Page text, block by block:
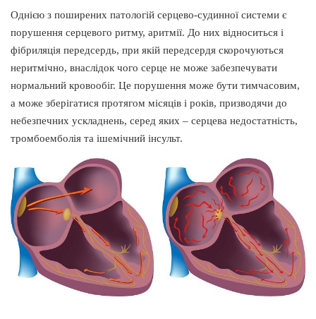
Однією з поширених патологій серцево-судинної системи є
порушення серцевого ритму, аритмії. До них відноситься і
фібриляція передсердь, при якій передсердя скорочуються
неритмічно, внаслідок чого серце не може забезпечувати
нормальний кровообіг. Це порушення може бути тимчасовим,
а може зберігатися протягом місяців і років, призводячи до
небезпечних ускладнень, серед яких – серцева недостатність,
тромбоемболія та ішемічний інсульт.